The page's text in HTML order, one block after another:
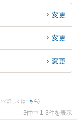
事務所の林屋 陽一郎弁護
ル情報や弁護士費用、強
の認知を法律相談できる
りの相談者さんにおすす
変更
変更
変更
て詳しくはこちら)
3件中 1-3件を表示